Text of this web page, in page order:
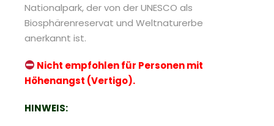
Nationalpark, der von der UNESCO als
Biosphärenreservat und Weltnaturerbe
anerkannt ist.
Nicht empfohlen für Personen mit
Höhenangst (Vertigo).
HINWEIS: